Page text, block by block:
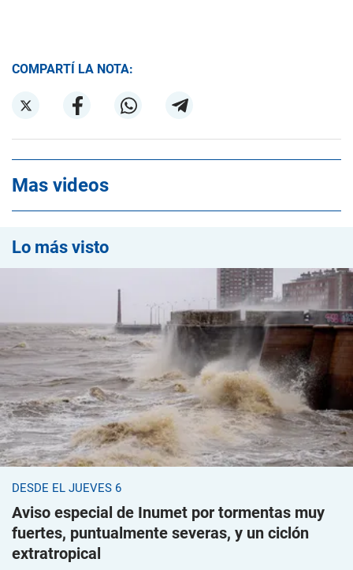
COMPARTÍ LA NOTA:
Mas videos
Lo más visto
DESDE EL JUEVES 6
Aviso especial de Inumet por tormentas muy
fuertes, puntualmente severas, y un ciclón
extratropical